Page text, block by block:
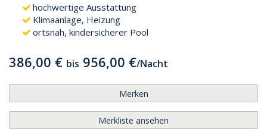
hochwertige Ausstattung
Klimaanlage, Heizung
ortsnah, kindersicherer Pool
386,00 € bis 956,00 €/Nacht
Merken
Merkliste ansehen